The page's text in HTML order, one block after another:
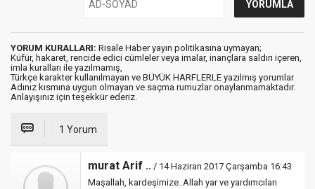
YORUM KURALLARI: Risale Haber yayın politikasına uymayan;
Küfür, hakaret, rencide edici cümleler veya imalar, inançlara saldırı içeren,
imla kuralları ile yazılmamış,
Türkçe karakter kullanılmayan ve BÜYÜK HARFLERLE yazılmış yorumlar
Adınız kısmına uygun olmayan ve saçma rumuzlar onaylanmamaktadır.
Anlayışınız için teşekkür ederiz.
1 Yorum
murat Arif .. / 14 Haziran 2017 Çarşamba 16:43
Maşallah, kardeşimize..Allah yar ve yardımcıları